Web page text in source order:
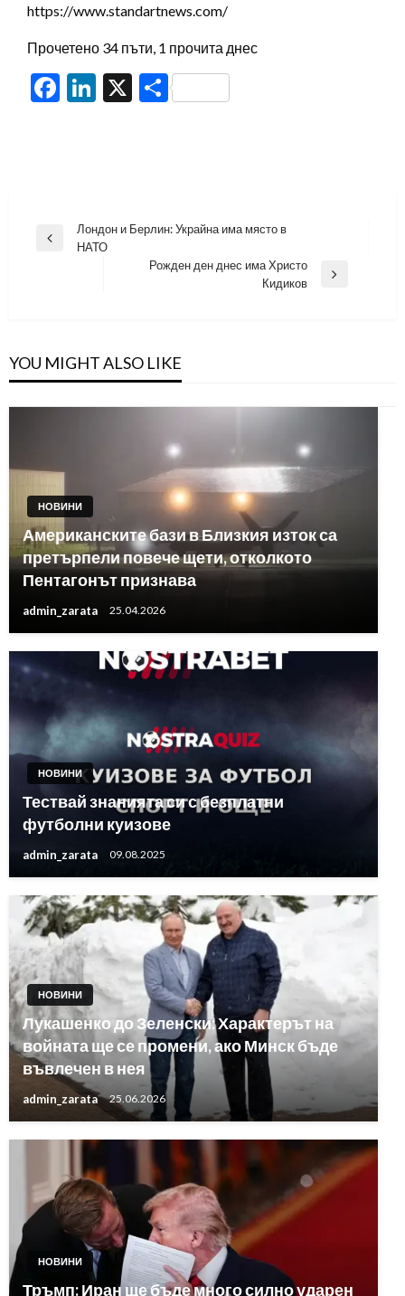
https://www.standartnews.com/
Прочетено 34 пъти, 1 прочита днес
Facebook
LinkedIn
X Share
Навигация
Previous
Лондон и Берлин: Украйна има място в
НАТО
Рожден ден днес има Христо
Кидиков
YOU MIGHT ALSO LIKE
НОВИНИ
Американските бази в Близкия изток са
претърпели повече щети, отколкото
Пентагонът признава
admin_zarata 25.04.2026
НОВИНИ
Тествай знанията си с безплатни
футболни куизове
admin_zarata 09.08.2025
НОВИНИ
Лукашенко до Зеленски: Характерът на
войната ще се промени, ако Минск бъде
въвлечен в нея
admin_zarata 25.06.2026
НОВИНИ
Тръмп: Иран ще бъде много силно ударен